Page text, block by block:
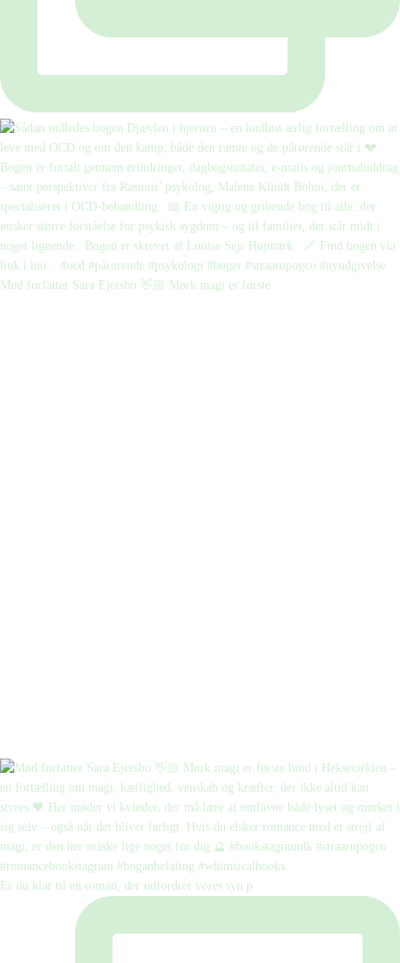
Mød forfatter Sara Ejersbo 👋🏼 Mørk magi er første
Er du klar til en roman, der udfordrer vores syn p